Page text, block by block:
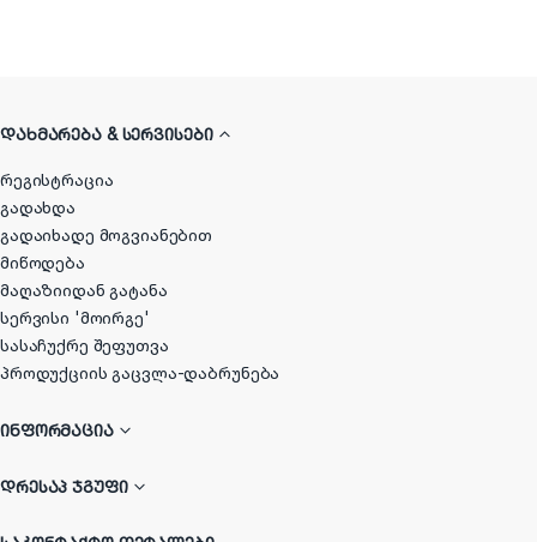
ᲓᲐᲮᲛᲐᲠᲔᲑᲐ & ᲡᲔᲠᲕᲘᲡᲔᲑᲘ
რეგისტრაცია
გადახდა
გადაიხადე მოგვიანებით
მიწოდება
მაღაზიიდან გატანა
სერვისი 'მოირგე'
სასაჩუქრე შეფუთვა
პროდუქციის გაცვლა-დაბრუნება
ᲘᲜᲤᲝᲠᲛᲐᲪᲘᲐ
ᲓᲠᲔᲡᲐᲞ ᲯᲒᲣᲤᲘ